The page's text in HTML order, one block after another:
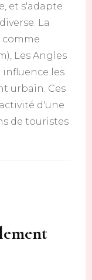
et s'adapte
La
comme
Les Angles
influence les
urbain. Ces
d'une
de touristes